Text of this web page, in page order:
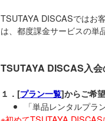
TSUTAYA DISCASではお
は、都度課金サービスの単
TSUTAYA DISCAS入
１．[プラン一覧]からご希
「単品レンタルプ